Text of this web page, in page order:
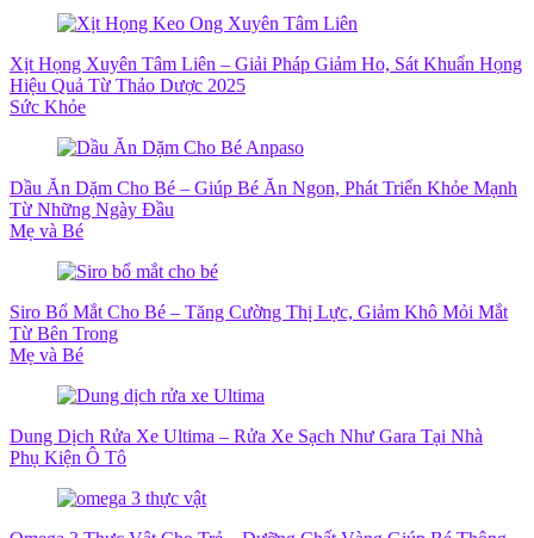
Xịt Họng Xuyên Tâm Liên – Giải Pháp Giảm Ho, Sát Khuẩn Họng
Hiệu Quả Từ Thảo Dược 2025
Sức Khỏe
Dầu Ăn Dặm Cho Bé – Giúp Bé Ăn Ngon, Phát Triển Khỏe Mạnh
Từ Những Ngày Đầu
Mẹ và Bé
Siro Bổ Mắt Cho Bé – Tăng Cường Thị Lực, Giảm Khô Mỏi Mắt
Từ Bên Trong
Mẹ và Bé
Dung Dịch Rửa Xe Ultima – Rửa Xe Sạch Như Gara Tại Nhà
Phụ Kiện Ô Tô